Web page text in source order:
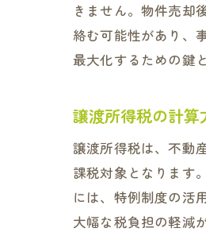
きません。物件売却
絡む可能性があり、
最大化するための鍵
譲渡所得税の計算
譲渡所得税は、不動
課税対象となります
には、特例制度の活
大幅な税負担の軽減